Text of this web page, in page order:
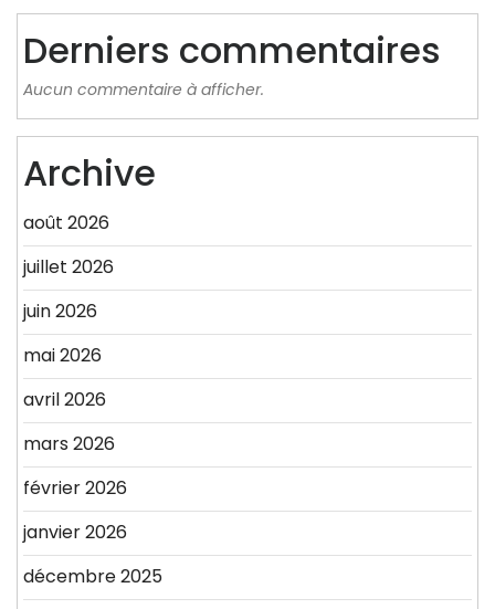
Derniers commentaires
Aucun commentaire à afficher.
Archive
août 2026
juillet 2026
juin 2026
mai 2026
avril 2026
mars 2026
février 2026
janvier 2026
décembre 2025